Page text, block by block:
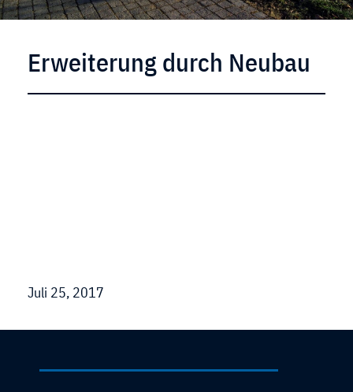
Erweiterung durch Neubau
Juli 25, 2017